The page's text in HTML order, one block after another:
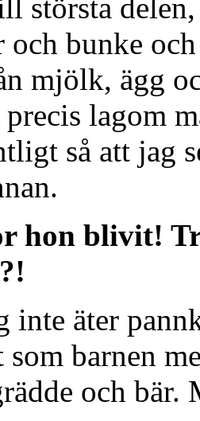
största
och bunke
mjölk, ägg
lagom
så att jag
hon blivit!
inte äter
barnen
och bär.